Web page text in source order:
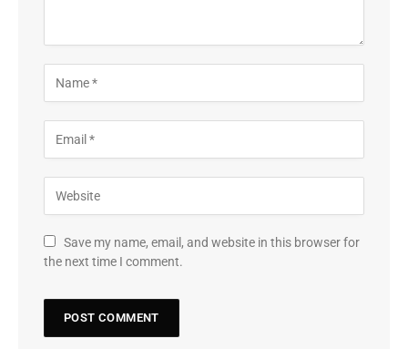
Save my name, email, and website in this browser for
the next time I comment.